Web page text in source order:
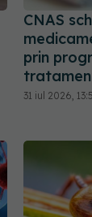
CNAS
prin
31 iul 2026,